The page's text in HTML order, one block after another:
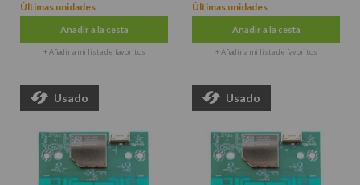
Últimas unidades
Añadir a la cesta
+ Añadir a mi lista de favoritos
Últimas unidades
Añadir a la cesta
+ Añadir a mi lista de favoritos
Usado Usado